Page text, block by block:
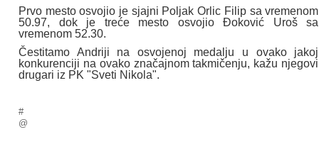
Prvo mesto osvojio je sjajni Poljak Orlic Filip sa vremenom
50.97, dok je treće mesto osvojio Đoković Uroš sa
vremenom 52.30.
Čestitamo Andriji na osvojenoj medalju u ovako jakoj
konkurenciji na ovako značajnom takmičenju, kažu njegovi
drugari iz PK "Sveti Nikola".
#
@